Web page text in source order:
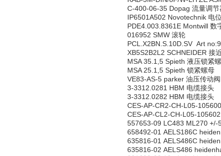
C-400-06-35 Dopag 流量调节
IP6501A502 Novotechnik 电
PDE4.003.8361E Montwill 数
016952 SMW 滚轮
PCL.X2BN.S.10D.SV Art
XB5S2B2L2 SCHNEIDER 接
MSA 35.1,5 Spieth 液压锁紧
MSA 25.1,5 Spieth 锁紧螺母
VE83-AS-5 parker 油压传动阀
3-3312.0281 HBM 电缆接头
3-3312.0282 HBM 电缆接头
CES-AP-CR2-CH-L05-
CES-AP-CL2-CH-L05-
557653-09 LC483 ML270 +/-
658492-01 AELS186C
635816-01 AELS486C
635816-02 AELS486